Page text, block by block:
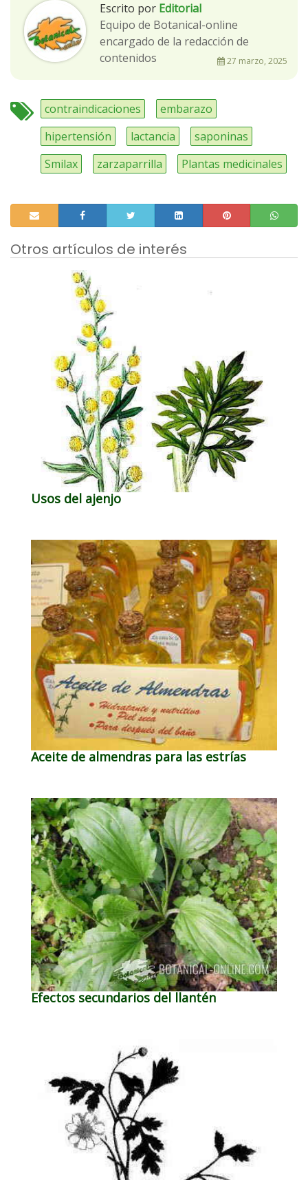
Escrito por Editorial
Equipo de Botanical-online
encargado de la redacción de
contenidos
27 marzo, 2025
contraindicaciones
embarazo
hipertensión
lactancia
saponinas
Smilax
zarzaparrilla Plantas medicinales
Otros artículos de interés
Usos del ajenjo
Aceite de almendras para las estrías
Efectos secundarios del llantén